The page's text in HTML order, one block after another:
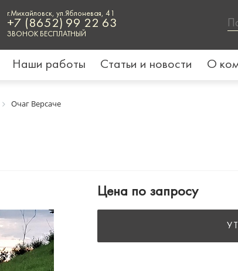
г.Михайловск, ул.Яблоневая, 41
+7 (8652) 99 22 63
ЗВОНОК БЕСПЛАТНЫЙ
Наши работы Статьи и новости О
Очаг Версаче
Цена по запросу